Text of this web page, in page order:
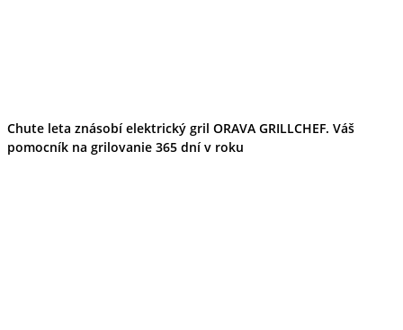
Wellness
Gastro
Kaviarne
Chute leta znásobí elektrický gril ORAVA GRILLCHEF. Váš
pomocník na grilovanie 365 dní v roku